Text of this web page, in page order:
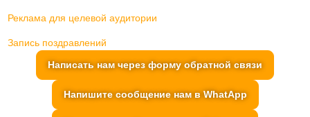
Реклама для целевой аудитории
Запись поздравлений
Написать нам через форму обратной связи
Напишите сообщение нам в WhatApp